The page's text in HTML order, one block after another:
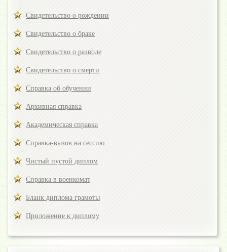
Свидетельство о рождении
Свидетельство о браке
Свидетельство о разводе
Свидетельство о смерти
Справка об обучении
Архивная справка
Академическая справка
Справка-вызов на сессию
Чистый пустой диплом
Справка в военкомат
Бланк диплома грамоты
Приложение к диплому